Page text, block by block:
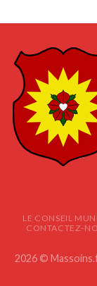
LE CONSEIL
CONTACTEZ-
2026 ©